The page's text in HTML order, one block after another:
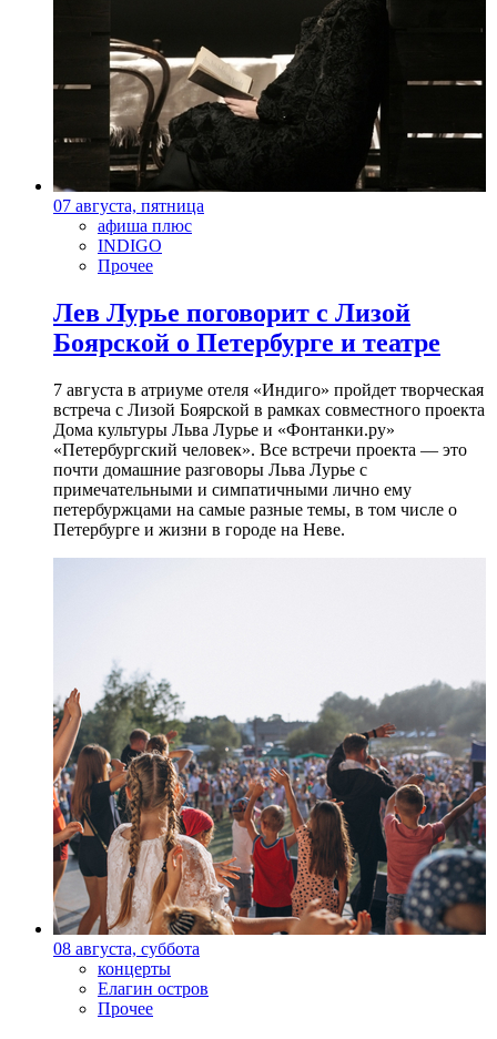
07 августа, пятница
афиша плюс
INDIGO
Прочее
Лев Лурье поговорит с Лизой
Боярской о Петербурге и театре
7 августа в атриуме отеля «Индиго» пройдет творческая
встреча с Лизой Боярской в рамках совместного проекта
Дома культуры Льва Лурье и «Фонтанки.ру»
«Петербургский человек». Все встречи проекта — это
почти домашние разговоры Льва Лурье с
примечательными и симпатичными лично ему
петербуржцами на самые разные темы, в том числе о
Петербурге и жизни в городе на Неве.
08 августа, суббота
концерты
Елагин остров
Прочее